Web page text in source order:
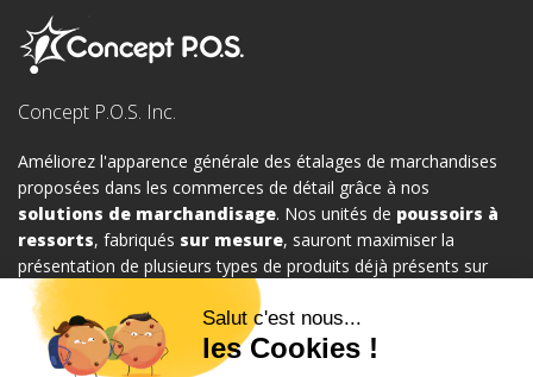
Concept P.O.S. Inc.
Améliorez l'apparence générale des étalages de marchandises
proposées dans les commerces de détail grâce à nos
solutions de marchandisage. Nos unités de poussoirs à
ressorts, fabriqués sur mesure, sauront maximiser la
présentation de plusieurs types de produits déjà présents sur
vos étalages et ce, en tout temps. Nous proposons un grand
choix de systèmes de gestion de marchandises au détail qui
saura certainement répondre à vos attentes.